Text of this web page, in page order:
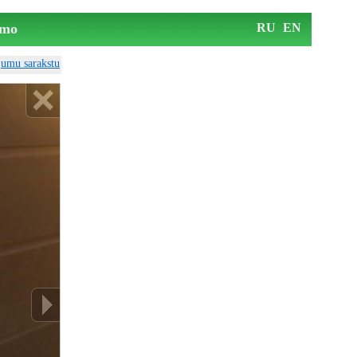
RU EN
sarakstu